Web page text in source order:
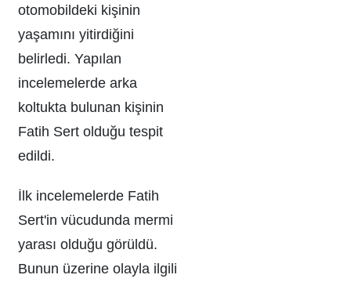
otomobildeki kişinin
yaşamını yitirdiğini
belirledi. Yapılan
incelemelerde arka
koltukta bulunan kişinin
Fatih Sert olduğu tespit
edildi.
İlk incelemelerde Fatih
Sert'in vücudunda mermi
yarası olduğu görüldü.
Bunun üzerine olayla ilgili